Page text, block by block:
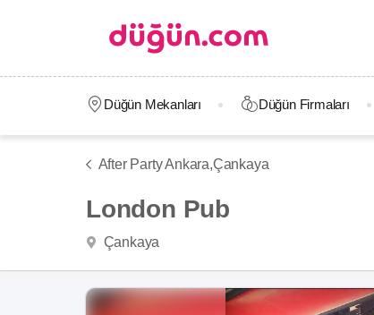
Düğün Mekanları Düğün Firmaları
After Party Ankara,Çankaya
London Pub
Çankaya